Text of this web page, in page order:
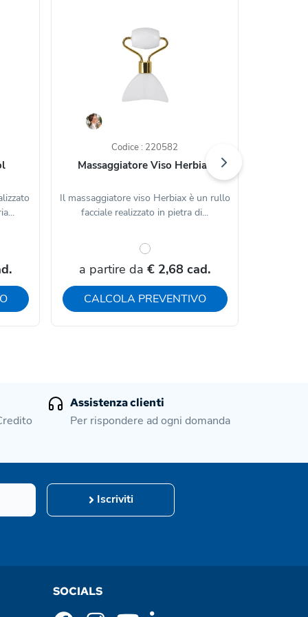
Codice : 220582
Massaggiatore Viso Herbiax
Il massaggiatore viso Herbiax è un rullo
facciale realizzato in pietra di...
a partire da € 2,68 cad.
CALCOLA PREVENTIVO
Assistenza clienti
Per rispondere ad ogni domanda
Iscriviti
SOCIALS